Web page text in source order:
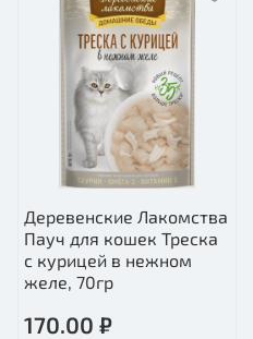
Деревенские Лакомства
Пауч для кошек Треска
с курицей в нежном
желе, 70гр
170.00 ₽